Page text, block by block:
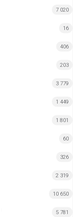
7 020
16
406
203
3 779
1 449
1 801
60
326
2 319
10 650
5 781